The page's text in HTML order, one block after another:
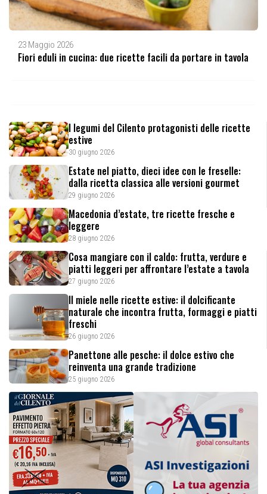
23 Maggio 2026
Fiori eduli in cucina: due ricette facili da portare in tavola
I legumi del Cilento protagonisti delle ricette
estive
30 giugno 2026
Estate nel piatto, dieci idee con le freselle:
dalla ricetta classica alle versioni gourmet
29 giugno 2026
Macedonia d’estate, tre ricette fresche e
leggere
28 giugno 2026
Cosa mangiare con il caldo: frutta, verdure e
piatti leggeri per affrontare l’estate a tavola
27 giugno 2026
Il miele nelle ricette estive: il dolcificante
naturale che incontra frutta, formaggi e piatti
freschi
26 giugno 2026
Panettone alle pesche: il dolce estivo che
reinventa una grande tradizione
25 giugno 2026